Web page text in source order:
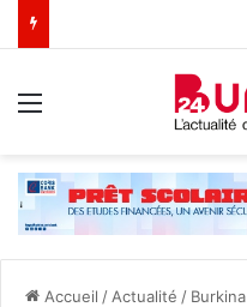
Accueil / Actualité / Burkina